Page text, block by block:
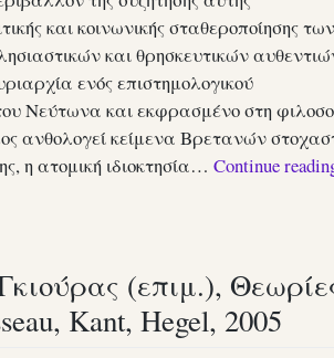
και κοινωνικής σταθεροποίησης των
και θρησκευτικών
ενός επιστημολογικού
Νεύτωνα και εκφρασμένο στη
ανθολογεί κείμενα Βρετανών
η ατομική ιδιοκτησία… Continue
(επιμ.),
Kant, Hegel, 2005